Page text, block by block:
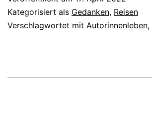
Kategorisiert als Gedanken, Reisen
Verschlagwortet mit Autorinnenleben,